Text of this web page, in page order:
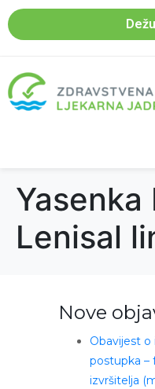
Yasenka
Lenisal
Nove
Obavijest
postupka –
izvršitelja